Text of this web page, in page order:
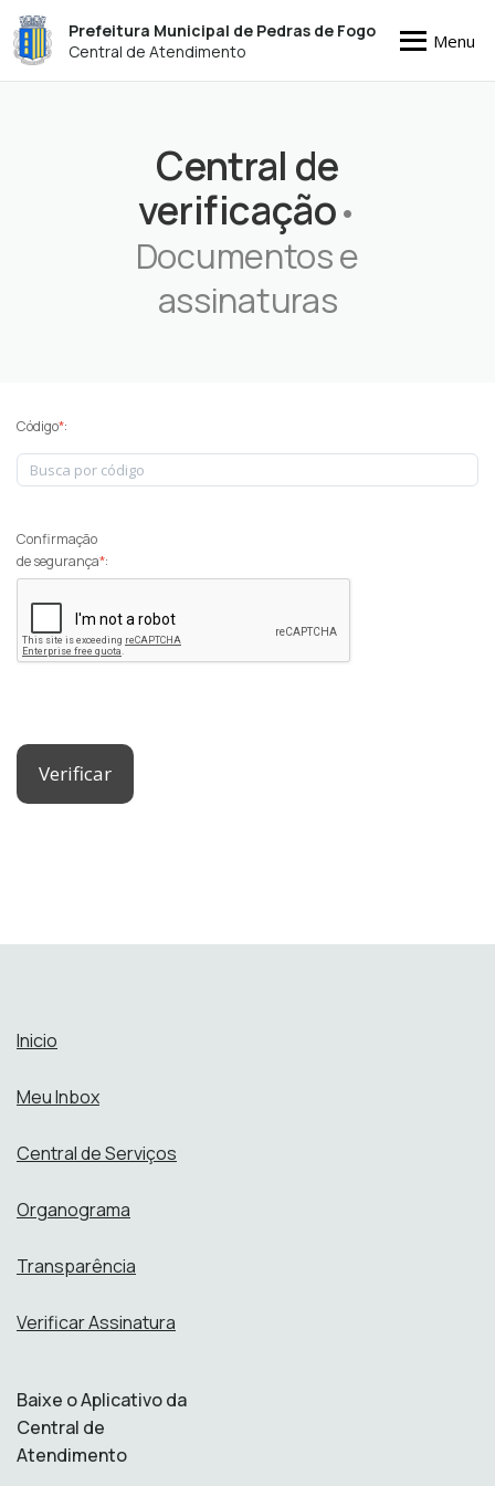
Prefeitura Municipal de Pedras de Fogo
Central de Atendimento
Menu
Central de
verificação•
Documentos e
assinaturas
Código*:
Confirmação
de segurança*:
Verificar
Inicio
Meu Inbox
Central de Serviços
Organograma
Transparência
Verificar Assinatura
Baixe o Aplicativo da
Central de
Atendimento